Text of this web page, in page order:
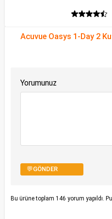
Acuvue Oasys 1-Day 2
Yorumunuz
💬GÖNDER
Bu ürüne toplam 146 yorum yapıldı.